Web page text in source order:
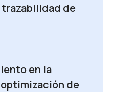
trazabilidad de
en la
de